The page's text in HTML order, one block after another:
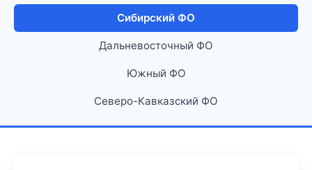
Сибирский ФО
Дальневосточный ФО
Южный ФО
Северо-Кавказский ФО